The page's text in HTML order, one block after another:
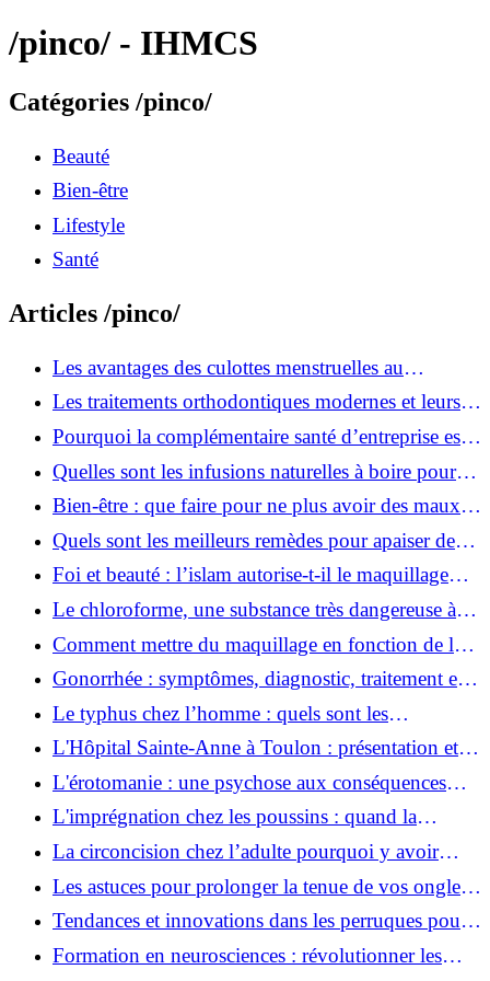
/pinco/ - IHMCS
Catégories /pinco/
Beauté
Bien-être
Lifestyle
Santé
Articles /pinco/
Les avantages des culottes menstruelles au
quotidien
Les traitements orthodontiques modernes et leurs
avantages
Pourquoi la complémentaire santé d’entreprise est
devenue indispensable ?
Quelles sont les infusions naturelles à boire pour
apaiser un mal à l’estomac ?
Bien-être : que faire pour ne plus avoir des maux
de ventre ? Voici quelques astuces
Quels sont les meilleurs remèdes pour apaiser des
maux de dents ?
Foi et beauté : l’islam autorise-t-il le maquillage
pendant le ramadan ?
Le chloroforme, une substance très dangereuse à
manipuler
Comment mettre du maquillage en fonction de la
couleur des yeux ?
Gonorrhée : symptômes, diagnostic, traitement et
prévention de cette infection
Le typhus chez l’homme : quels sont les
symptômes, les causes et les traitements de cette
maladie ?
L'Hôpital Sainte-Anne à Toulon : présentation et
services proposés
L'érotomanie : une psychose aux conséquences
multiples
L'imprégnation chez les poussins : quand la
mémoire s'établit avec succès
La circoncision chez l’adulte pourquoi y avoir
recours aujourd’hui
Les astuces pour prolonger la tenue de vos ongles
en gel UV
Tendances et innovations dans les perruques pour
hommes
Formation en neurosciences : révolutionner les